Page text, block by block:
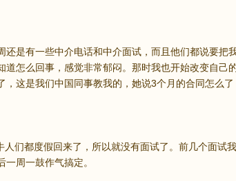
还是有一些中介电话和中介面试，而且他们都说要把
道怎么回事，感觉非常郁闷。那时我也开始改变自己
，这是我们中国同事教我的，她说3个月的合同怎么了
人们都度假回来了，所以就没有面试了。前几个面试
一周一鼓作气搞定。